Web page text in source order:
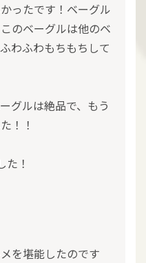
ったです！ベーグル
のベーグルは他のベ
わふわもちもちして
グルは絶品で、もう
！！
！
を堪能したのです